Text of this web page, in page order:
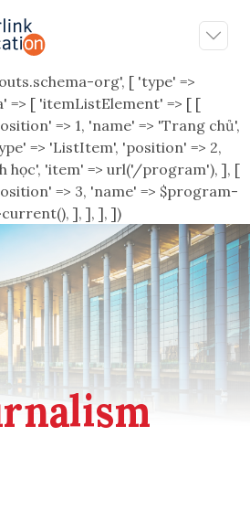
org', [ 'type' =>
=> [ 'itemListElement' => [ [
=> 1, 'name' => 'Trang chủ',
=> 'ListItem', 'position' => 2,
học', 'item' => url('/program'), ], [
=> 3, 'name' => $program-
], ], ], ])